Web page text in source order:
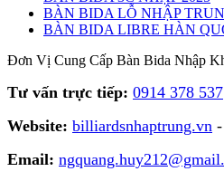
BÀN BIDA LỖ NHẬP
BÀN BIDA LIBRE HÀN
Đơn Vị Cung Cấp Bàn Bida Nhập
Tư vấn trực tiếp: 0914 378 537
Website: billiardsnhaptrung.vn -
Email: